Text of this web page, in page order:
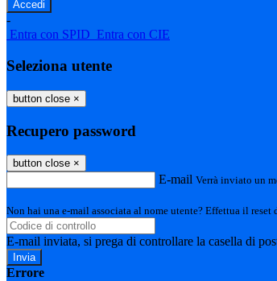
-
Entra con SPID Entra con CIE
Seleziona utente
button close ×
Recupero password
button close ×
E-mail Verrà inviato un
Non hai una e-mail associata al nome utente? Effettua il reset
E-mail inviata, si prega di controllare la casella di
Errore